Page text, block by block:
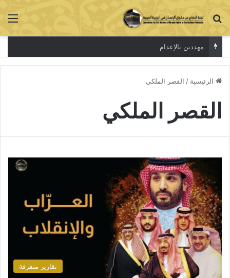
بحث عن
مهددين بالإعدام
الرئيسية / القصر الملكي
القصر الملكي
تقارير متفرقة